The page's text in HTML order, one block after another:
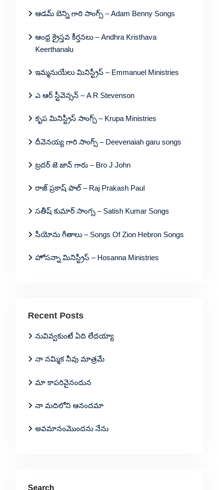
ఆడమ్ బెన్ని గారి సాంగ్స్ – Adam Benny Songs
ఆంధ్ర క్రైస్తవ కీర్తనలు – Andhra Kristhava
Keerthanalu
ఇమ్మనుయేలు మినిస్ట్రీస్ – Emmanuel Ministries
ఎ ఆర్ స్టీవెన్సన్ – A R Stevenson
కృప మినిస్ట్రీస్ సాంగ్స్ – Krupa Ministries
దీవెనయ్య గారి సాంగ్స్ – Deevenaiah garu songs
బ్రదర్ జె జాన్ గారు – Bro J John
రాజ్ ప్రకాష్ పాల్ – Raj Prakash Paul
సతీష్ కుమార్ సాంగ్స – Satish Kumar Songs
సీయోను గీతాలు – Songs Of Zion Hebron Songs
హోసన్నా మినిస్ట్రీస్ – Hosanna Ministries
Recent Posts
నువివ్వకుంటే ఏది లేదయ్యా
నా నమ్మిక నీవు మాత్రమే
మా కాపరివైనందున
నా మదిలోని ఆనందమా
అవమానంమొందను నేను
Search